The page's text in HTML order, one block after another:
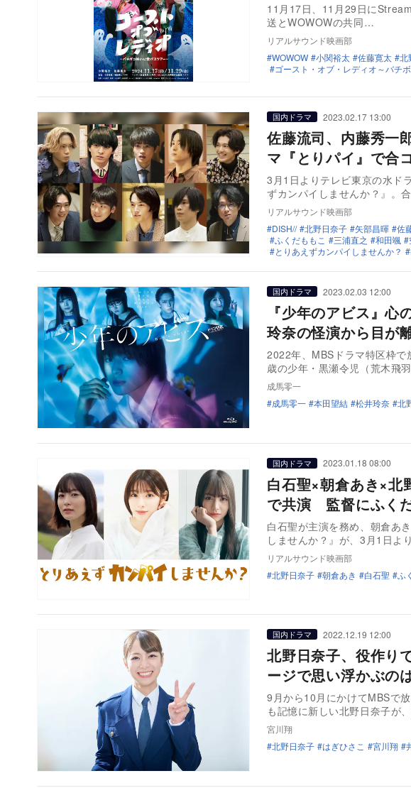
11月17日、11月29日に
送とWOWOWの共同…
リアルサウンド映画部
WOWOW
小関裕太 佐藤寛太 北
ゴースト・オブ・レディオ～バチ
国内ドラマ 2023.02.17 13:00
佐藤流司、内藤秀一
マ『とりパイ』で合
3月1日よりテレビ東京の水ド
ずカンパイしませんか？』。
リアルサウンド映画部
DISH//
北野日奈子 矢部昌暉 佐
ふくだももこ
三浦直之 和田颯
とりあえずカンパイしませんか？
国内ドラマ 2023.02.03 12:00
『少年のアビス』
玲奈の怪演から目が
2022年、MBSドラマ特区枠
歳の少年・黒瀬令児（荒木飛
成馬零一
成馬零一
本田望結 松井玲奈 北
国内ドラマ 2023.01.18 08:00
白石聖×朝倉あき×北
で共演 監督にふく
白石聖が主演を務め、朝倉あ
しませんか？』が、3月1日よ
リアルサウンド映画部
北野日奈子
朝倉あき 白石聖 ふ
国内ドラマ 2022.12.19 12:00
北野日奈子、役作り
ージで思い浮かぶの
9月から10月にかけてMBSで
も記憶に新しい北野日奈子が
宮川翔
北野日奈子
はぎひさこ 宮川翔